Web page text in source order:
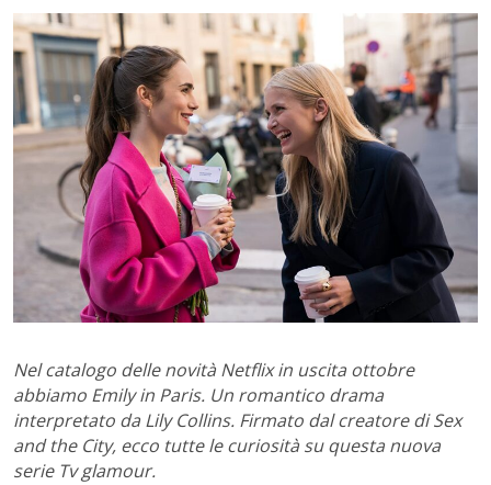
Nel catalogo delle novità Netflix in uscita ottobre
abbiamo Emily in Paris. Un romantico drama
interpretato da Lily Collins. Firmato dal creatore di Sex
and the City, ecco tutte le curiosità su questa nuova
serie Tv glamour.